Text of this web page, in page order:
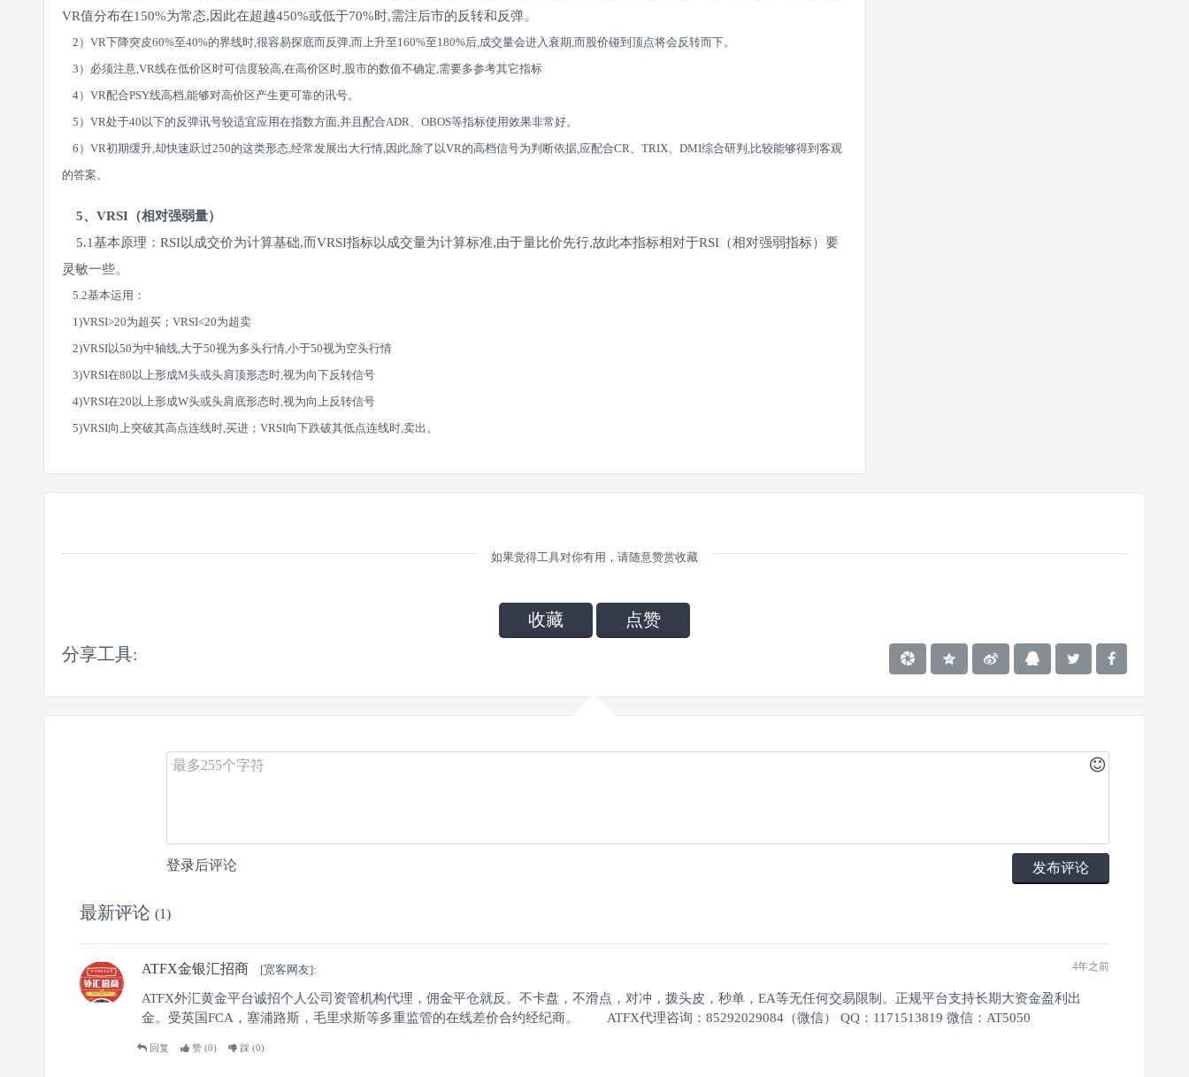
VR值分布在150%为常态,因此在超越450%或低于70%时,需注后市的反转和反弹。
2）VR下降突皮60%至40%的界线时,很容易探底而反弹,而上升至160%至180%后,成交量会进入衰期,而股价碰到顶点将会反转而下。
3）必须注意,VR线在低价区时可信度较高,在高价区时,股市的数值不确定,需要多参考其它指标
4）VR配合PSY线高档,能够对高价区产生更可靠的讯号。
5）VR处于40以下的反弹讯号较适宜应用在指数方面,并且配合ADR、OBOS等指标使用效果非常好。
6）VR初期缓升,却快速跃过250的这类形态,经常发展出大行情,因此,除了以VR的高档信号为判断依据,应配合CR、TRIX、DMI综合研判,比较能够得到客观
的答案。
5、VRSI（相对强弱量）
5.1基本原理：RSI以成交价为计算基础,而VRSI指标以成交量为计算标准,由于量比价先行,故此本指标相对于RSI（相对强弱指标）要
灵敏一些。
5.2基本运用：
1)VRSI>20为超买；VRSI<20为超卖
2)VRSI以50为中轴线,大于50视为多头行情,小于50视为空头行情
3)VRSI在80以上形成M头或头肩顶形态时,视为向下反转信号
4)VRSI在20以上形成W头或头肩底形态时,视为向上反转信号
5)VRSI向上突破其高点连线时,买进；VRSI向下跌破其低点连线时,卖出。
如果觉得工具对你有用，请随意赞赏收藏
收藏
点赞
分享工具:
登录后评论 发布评论
最新评论 (1)
4年之前
ATFX金银汇招商 [宽客网友]:
0
ATFX外汇黄金平台诚招个人公司资管机构代理，佣金平仓就反。不卡盘，不滑点，对冲，拨头皮，秒单，EA等无任何交易限制。正规平台支持长期大资金盈利出
金。受英国FCA，塞浦路斯，毛里求斯等多重监管的在线差价合约经纪商。 ATFX代理咨询：85292029084（微信） QQ：1171513819 微信：AT5050
回复 赞 (0) 踩 (0)